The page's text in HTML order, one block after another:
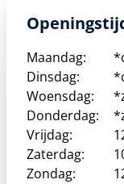
Maandag:
Dinsdag:
Woensdag:
Donderdag:
Vrijdag:
Zaterdag:
Zondag: